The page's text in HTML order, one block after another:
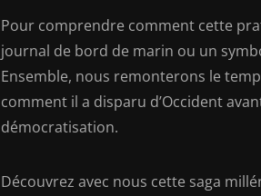
Pour comprendre comment cette
journal de bord de marin ou un
Ensemble, nous remonterons le
comment il a disparu d’Occident
démocratisation.
Découvrez avec nous cette saga